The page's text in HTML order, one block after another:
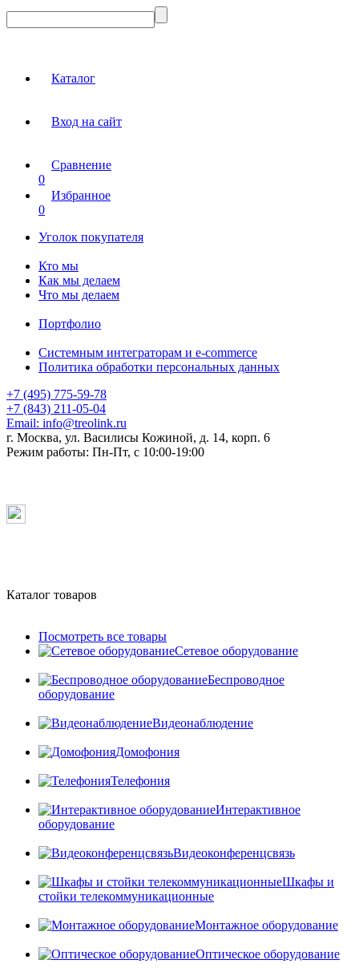
Каталог
Вход на сайт
Сравнение
0
Избранное
0
Уголок покупателя
Кто мы
Как мы делаем
Что мы делаем
Портфолио
Системным интеграторам и e-commerce
Политика обработки персональных данных
+7 (495) 775-59-78
+7 (843) 211-05-04
Email: info@treolink.ru
г. Москва, ул. Василисы Кожиной, д. 14, корп. 6
Режим работы: Пн-Пт, с 10:00-19:00
Каталог товаров
Посмотреть все товары
Сетевое оборудование
Беспроводное
оборудование
Видеонаблюдение
Домофония
Телефония
Интерактивное
оборудование
Видеоконференцсвязь
Шкафы и
стойки телекоммуникационные
Монтажное оборудование
Оптическое оборудование